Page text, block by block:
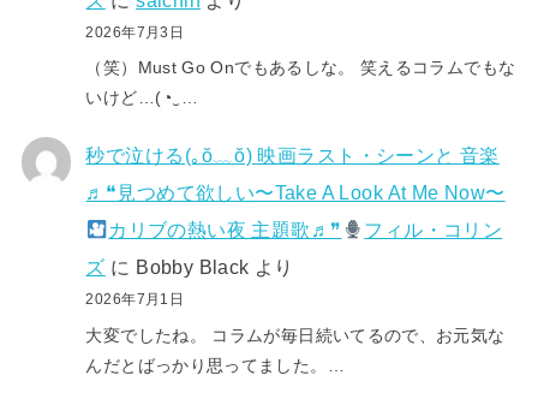
2026年7月3日
（笑）Must Go Onでもあるしな。 笑えるコラムでもな
いけど…(⁠◔⁠‿⁠…
秒で泣ける(⁠｡⁠ŏ⁠﹏⁠ŏ⁠) 映画ラスト・シーンと 音楽
♬❝見つめて欲しい〜Take A Look At Me Now〜
カリブの熱い夜 主題歌♬❞
フィル・コリン
ズ に Bobby Black より
2026年7月1日
大変でしたね。 コラムが毎日続いてるので、お元気な
んだとばっかり思ってました。…